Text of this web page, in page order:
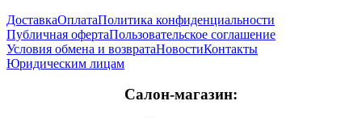
ДоставкаОплатаПолитика конфиденциальности
Публичная офертаПользовательское соглашение
Условия обмена и возвратаНовостиКонтакты
Юридическим лицам
Салон-магазин: